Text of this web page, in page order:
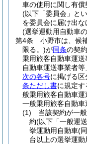
車の使用に関し有
(以下「委員会」と
を委員会に届け出な
(選挙運動用自動車
第4条
小野市は、候
限る。)が同条の契
乗用旅客自動車運
自動車運送事業者
次の各号に掲げる区
条ただし書に規定
般乗用旅客自動車
一般乗用旅客自動車
(1)
当該契約が一
約(以下「一般運
挙運動用自動車(
台以上の選挙運